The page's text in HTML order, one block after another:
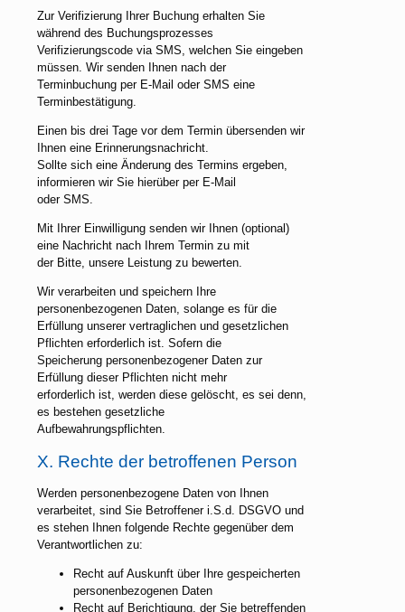
Zur Verifizierung Ihrer Buchung erhalten Sie
während des Buchungsprozesses
Verifizierungscode via SMS, welchen Sie eingeben
müssen. Wir senden Ihnen nach der
Terminbuchung per E-Mail oder SMS eine
Terminbestätigung.
Einen bis drei Tage vor dem Termin übersenden wir
Ihnen eine Erinnerungsnachricht.
Sollte sich eine Änderung des Termins ergeben,
informieren wir Sie hierüber per E-Mail
oder SMS.
Mit Ihrer Einwilligung senden wir Ihnen (optional)
eine Nachricht nach Ihrem Termin zu mit
der Bitte, unsere Leistung zu bewerten.
Wir verarbeiten und speichern Ihre
personenbezogenen Daten, solange es für die
Erfüllung unserer vertraglichen und gesetzlichen
Pflichten erforderlich ist. Sofern die
Speicherung personenbezogener Daten zur
Erfüllung dieser Pflichten nicht mehr
erforderlich ist, werden diese gelöscht, es sei denn,
es bestehen gesetzliche
Aufbewahrungspflichten.
X. Rechte der betroffenen Person
Werden personenbezogene Daten von Ihnen
verarbeitet, sind Sie Betroffener i.S.d. DSGVO und
es stehen Ihnen folgende Rechte gegenüber dem
Verantwortlichen zu:
Recht auf Auskunft über Ihre gespeicherten
personenbezogenen Daten
Recht auf Berichtigung, der Sie betreffenden